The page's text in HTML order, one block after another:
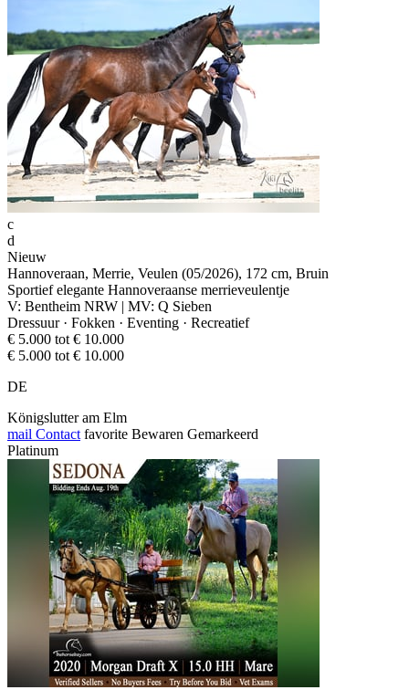
c
d
Nieuw
Hannoveraan, Merrie, Veulen (05/2026), 172 cm, Bruin
Sportief elegante Hannoveraanse merrieveulentje
V: Bentheim NRW | MV: Q Sieben
Dressuur · Fokken · Eventing · Recreatief
€ 5.000 tot € 10.000
€ 5.000 tot € 10.000
DE
Königslutter am Elm
mail Contact favorite Bewaren Gemarkeerd
Platinum